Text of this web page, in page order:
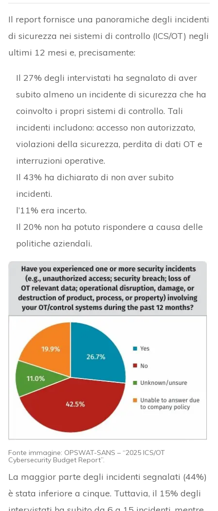
Il report fornisce una panoramiche degli incidenti
di sicurezza nei sistemi di controllo (ICS/OT) negli
ultimi 12 mesi e, precisamente:
Il 27% degli intervistati ha segnalato di aver
subito almeno un incidente di sicurezza che ha
coinvolto i propri sistemi di controllo. Tali
incidenti includono: accesso non autorizzato,
violazioni della sicurezza, perdita di dati OT e
interruzioni operative.
Il 43% ha dichiarato di non aver subito
incidenti.
l’11% era incerto.
Il 20% non ha potuto rispondere a causa delle
politiche aziendali.
Fonte immagine: OPSWAT-SANS – “2025 ICS/OT
Cybersecurity Budget Report”.
La maggior parte degli incidenti segnalati (44%)
è stata inferiore a cinque. Tuttavia, il 15% degli